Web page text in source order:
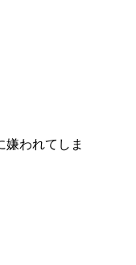
嫌われてしま